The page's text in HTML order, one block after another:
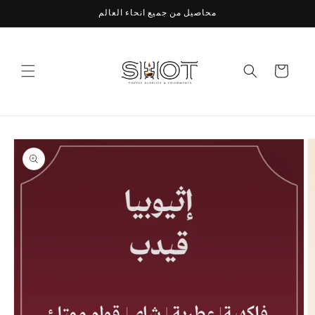
محاصيل من جميع انحاء العالم
Cart
Skip to
product
information